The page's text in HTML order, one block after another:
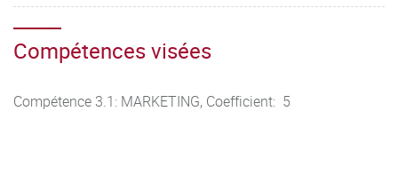
Compétences visées
Compétence 3.1: MARKETING, Coefficient: 5